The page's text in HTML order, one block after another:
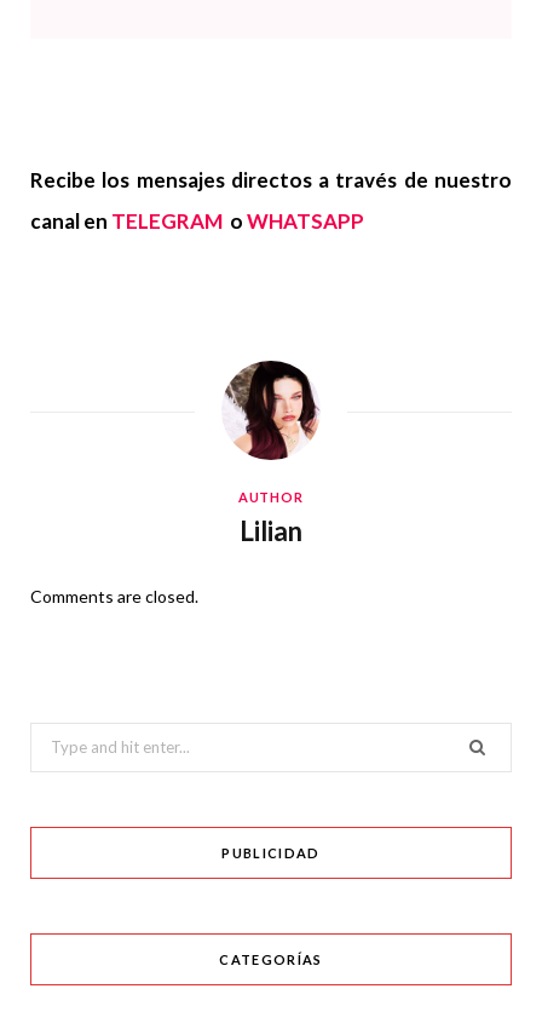
Recibe los mensajes directos a través de nuestro
canal en TELEGRAM oWHATSAPP
AUTHOR
Lilian
Comments are closed.
Search
for:
PUBLICIDAD
CATEGORÍAS